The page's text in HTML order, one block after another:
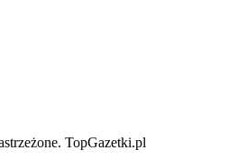
TopGazetki.pl